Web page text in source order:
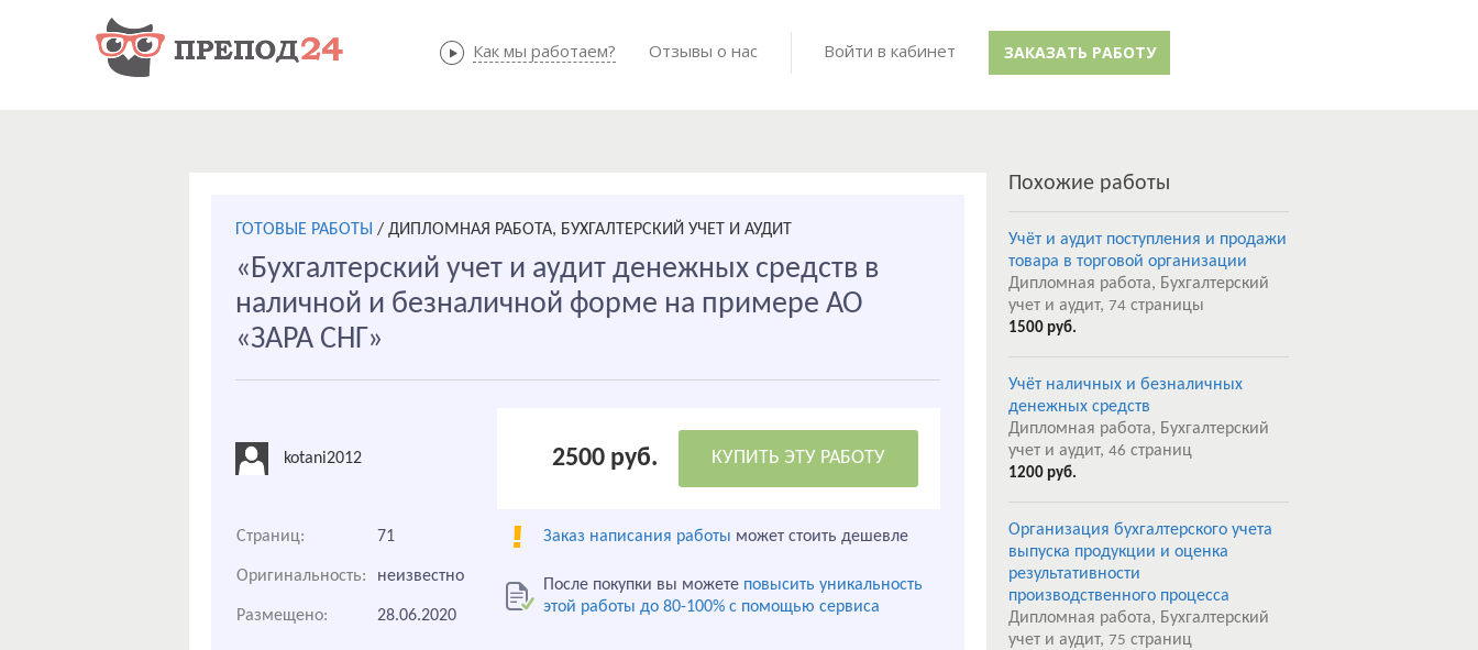
Как мы работаем? Готовые работы
Как мы работаем? Отзывы о нас Войти в кабинет ЗАКАЗАТЬ РАБОТУ
ГОТОВЫЕ РАБОТЫ / ДИПЛОМНАЯ РАБОТА, БУХГАЛТЕРСКИЙ УЧЕТ И АУДИТ
«Бухгалтерский учет и аудит денежных средств в
наличной и безналичной форме на примере АО
«ЗАРА СНГ»
kotani2012 2500 руб. КУПИТЬ ЭТУ РАБОТУ
Страниц: 71 Заказ написания работы может стоить дешевле
Оригинальность: неизвестно После покупки вы можете повысить уникальность
этой работы до 80-100% с помощью сервиса
Размещено: 28.06.2020
Похожие работы
Учёт и аудит поступления и продажи
товара в торговой организации
Дипломная работа, Бухгалтерский
учет и аудит, 74 страницы
1500 руб.
Учёт наличных и безналичных
денежных средств
Дипломная работа, Бухгалтерский
учет и аудит, 46 страниц
1200 руб.
Организация бухгалтерского учета
выпуска продукции и оценка
результативности
производственного процесса
Дипломная работа, Бухгалтерский
учет и аудит, 75 страниц